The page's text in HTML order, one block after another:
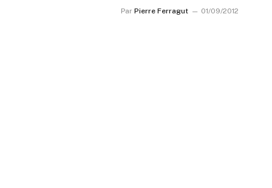
Par Pierre Ferragut 01/09/2012